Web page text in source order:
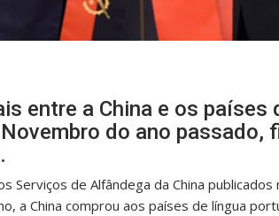
entre a China e os países
do ano passado,
Serviços de Alfândega da China publicados
a China comprou aos países de língua